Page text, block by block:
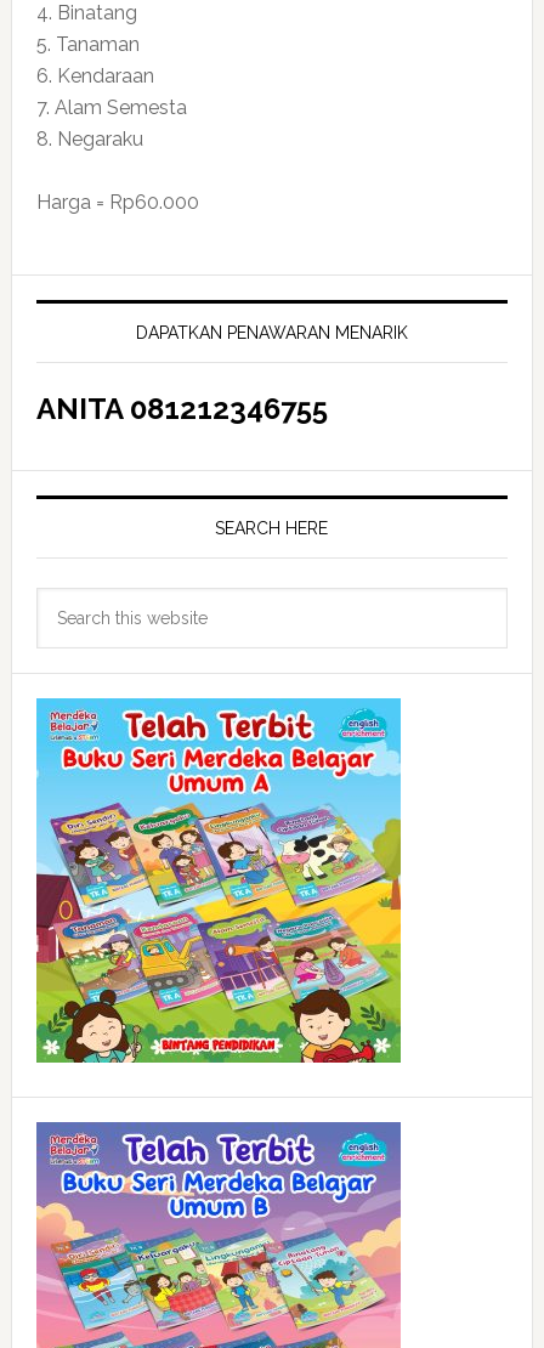
4. Binatang
5. Tanaman
6. Kendaraan
7. Alam Semesta
8. Negaraku
Harga = Rp60.000
Primary
SidebarDAPATKAN PENAWARAN MENARIK
ANITA 081212346755
SEARCH HERE